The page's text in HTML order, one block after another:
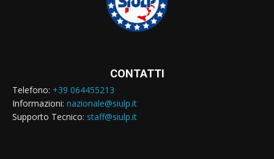
CONTATTI
Telefono: +39 064455213
Informazioni: nazionale@siulp.it
Supporto Tecnico: staff@siulp.it